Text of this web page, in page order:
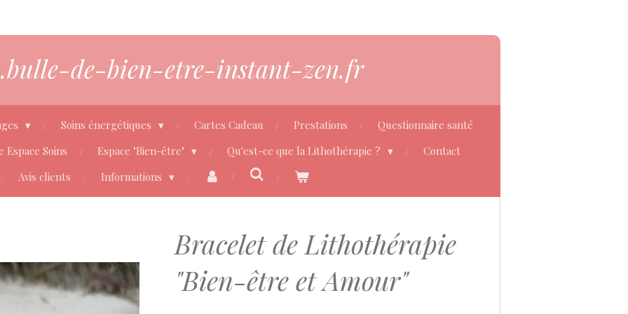
de-bien-etre-instant-zen.fr
Soins énergétiques Cartes Cadeau Prestations
Questionnaire santé
Espace Soins Espace "Bien-être" Qu'est-ce que la Lithothérapie ?
Contact
Avis clients
Informations
Bracelet de Lithothérapie
"Bien-être et Amour"